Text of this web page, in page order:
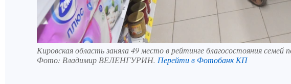
Кировская область заняла 49 место в рейтинге благосостояния семей
Фото: Владимир ВЕЛЕНГУРИН. Перейти в Фотобанк КП